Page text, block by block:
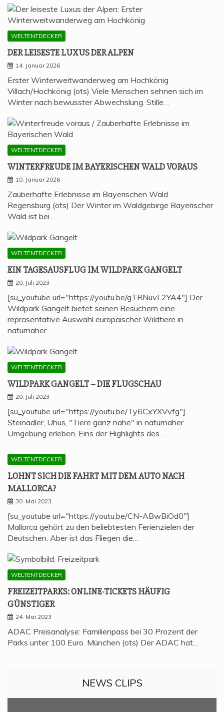
WELTENTDECKER
DER LEI­SES­TE LUXUS DER ALPEN
14. Januar 2026
Erster Winterweitwanderweg am Hochkönig
Villach/Hochkönig (ots) Viele Menschen sehnen sich im
Winter nach bewusster Abwechslung. Stille…
WELTENTDECKER
WIN­TER­FREU­DE IM BAYE­RI­SCHEN WALD VORAUS
10. Januar 2026
Zauberhafte Erlebnisse im Bayerischen Wald
Regensburg (ots) Der Winter im Waldgebirge Bayerischer
Wald ist bei…
WELTENTDECKER
EIN TAGES­AUS­FLUG IM WILD­PARK GANGELT
20. Juli 2023
[su_youtube url="https://youtu.be/gTRNuvL2YA4"] Der
Wildpark Gangelt bietet seinen Besuchern eine
repräsentative Auswahl europäischer Wildtiere in
naturnaher…
WELTENTDECKER
WILD­PARK GAN­GELT – DIE FLUGSCHAU
20. Juli 2023
[su_youtube url="https://youtu.be/Ty6CxYXVvfg"]
Steinadler, Uhus, "Tiere ganz nahe" in naturnaher
Umgebung erleben. Eins der Highlights des…
WELTENTDECKER
LOHNT SICH DIE FAHRT MIT DEM AUTO NACH
MALLORCA?
30. Mai 2023
[su_youtube url="https://youtu.be/CN-ABwBiOd0"]
Mallorca gehört zu den beliebtesten Ferienzielen der
Deutschen. Aber ist das Fliegen die…
WELTENTDECKER
FREI­ZEIT­PARKS: ONLINE-TICKETS HÄU­FIG
GÜNSTIGER
24. Mai 2023
ADAC Preisanalyse: Familienpass bei 30 Prozent der
Parks unter 100 Euro. München (ots) Der ADAC hat…
NEWS CLIPS